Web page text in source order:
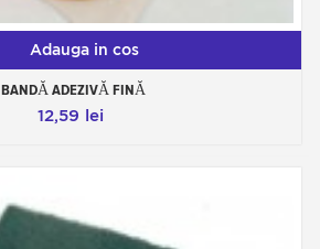
Adauga in cos
BANDĂ ADEZIVĂ FINĂ
12,59 lei